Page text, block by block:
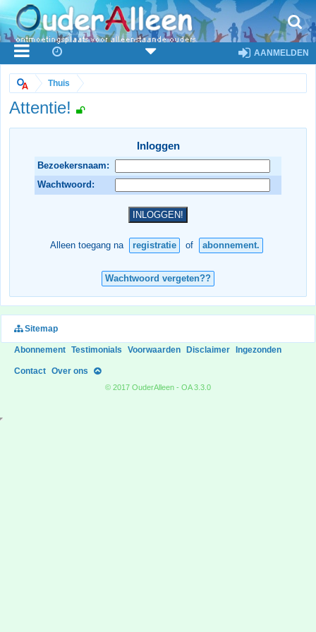
AANMELDEN
Thuis
Attentie!
Inloggen
Bezoekersnaam:
Wachtwoord:
Alleen toegang na registratie of abonnement.
Wachtwoord vergeten??
Sitemap
Abonnement Testimonials Voorwaarden Disclaimer Ingezonden
Contact Over ons
© 2017 OuderAlleen - OA 3.3.0